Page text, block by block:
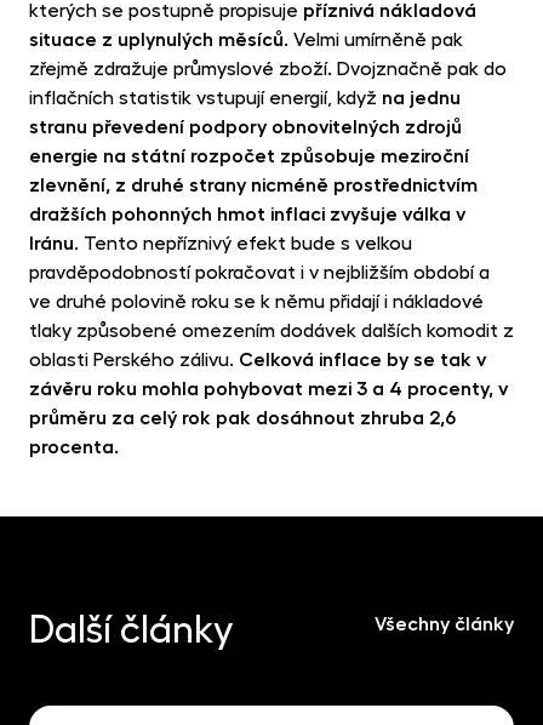
kterých se postupně propisuje příznivá nákladová
situace z uplynulých měsíců. Velmi umírněně pak
zřejmě zdražuje průmyslové zboží. Dvojznačně pak do
inflačních statistik vstupují energií, když na jednu
stranu převedení podpory obnovitelných zdrojů
energie na státní rozpočet způsobuje meziroční
zlevnění, z druhé strany nicméně prostřednictvím
dražších pohonných hmot inflaci zvyšuje válka v
Iránu. Tento nepříznivý efekt bude s velkou
pravděpodobností pokračovat i v nejbližším období a
ve druhé polovině roku se k němu přidají i nákladové
tlaky způsobené omezením dodávek dalších komodit z
oblasti Perského zálivu. Celková inflace by se tak v
závěru roku mohla pohybovat mezi 3 a 4 procenty, v
průměru za celý rok pak dosáhnout zhruba 2,6
procenta.
Další články Všechny články